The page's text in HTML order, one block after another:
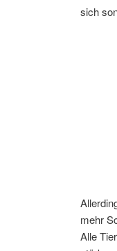
sich
mehr
Alle